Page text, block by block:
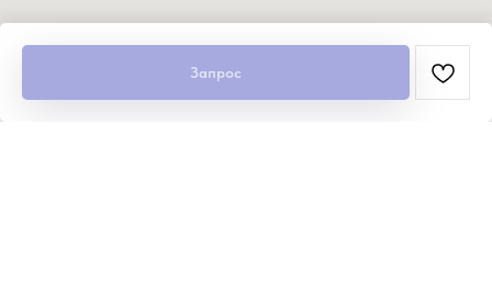
Запрос